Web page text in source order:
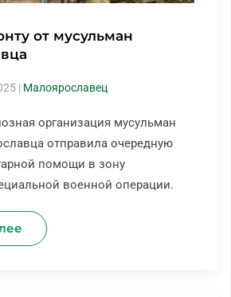
от мусульман
| Малоярославец
организация мусульман
отправила очередную
помощи в зону
военной операции.